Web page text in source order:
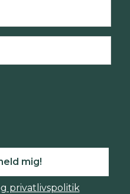
mig!
privatlivspolitik